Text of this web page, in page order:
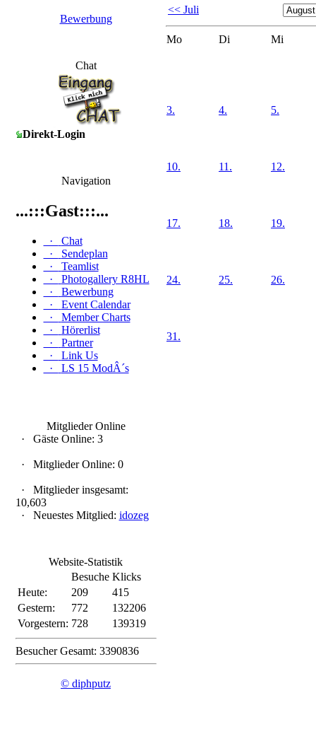
Bewerbung
Chat
Direkt-Login
Navigation
...:::Gast:::...
·
Chat
·
Sendeplan
·
Teamlist
·
Photogallery R8HL
·
Bewerbung
·
Event Calendar
·
Member Charts
·
Hörerlist
·
Partner
·
Link Us
·
LS 15 ModÂ´s
Mitglieder Online
·
Gäste Online: 3
· Mitglieder Online: 0
·
Mitglieder insgesamt:
10,603
·
Neuestes Mitglied: idozeg
Website-Statistik
Besuche Klicks
Heute:
209
415
Gestern:
772
132206
Vorgestern: 728 139319
Besucher Gesamt: 3390836
© diphputz
<< Juli
Mo Di Mi
3. 4. 5.
10. 11. 12.
17. 18. 19.
24. 25. 26.
31.